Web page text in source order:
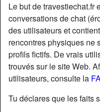
Le but de travestiechat.fr
conversations de chat
des utilisateurs et
rencontres physiques ne
profils fictifs. De vrais
trouvés sur le site Web.
utilisateurs, consulte la
Tu déclares que les faits
starAjouter